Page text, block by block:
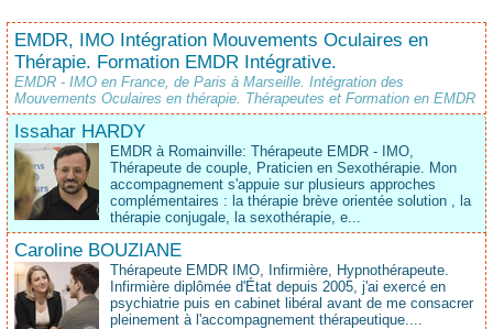
EMDR, IMO Intégration Mouvements Oculaires en
Thérapie. Formation EMDR Intégrative.
EMDR - IMO en France, de Paris à Marseille. Intégration des
Mouvements Oculaires en thérapie. Thérapeutes et Formation en EMDR
Issahar HARDY
EMDR à Romainville: Thérapeute EMDR - IMO,
Thérapeute de couple, Praticien en Sexothérapie. Mon
accompagnement s'appuie sur plusieurs approches
complémentaires : la thérapie brève orientée solution , la
thérapie conjugale, la sexothérapie, e...
Caroline BOUZIANE
Thérapeute EMDR IMO, Infirmière, Hypnothérapeute.
Infirmière diplômée d'État depuis 2005, j'ai exercé en
psychiatrie puis en cabinet libéral avant de me consacrer
pleinement à l'accompagnement thérapeutique....